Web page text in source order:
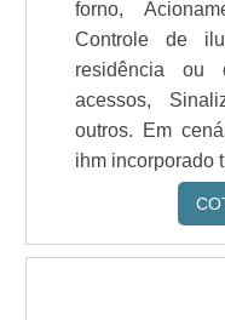
forno,
Controle de
residência ou
acessos,
outros. Em
ihm incorporado